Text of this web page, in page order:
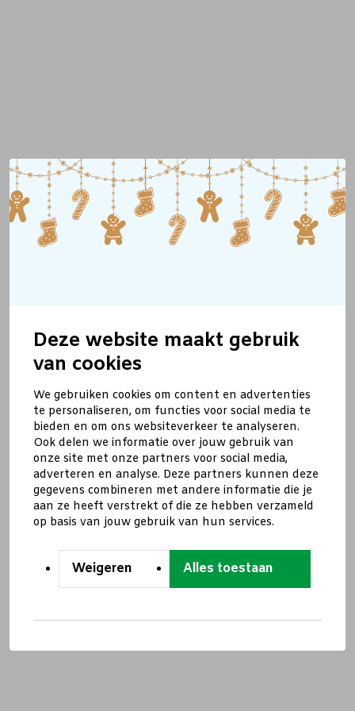
Deze website maakt gebruik
van cookies
We gebruiken cookies om content en advertenties
te personaliseren, om functies voor social media te
bieden en om ons websiteverkeer te analyseren.
Ook delen we informatie over jouw gebruik van
onze site met onze partners voor social media,
adverteren en analyse. Deze partners kunnen deze
gegevens combineren met andere informatie die je
aan ze heeft verstrekt of die ze hebben verzameld
op basis van jouw gebruik van hun services.
Weigeren Alles toestaan